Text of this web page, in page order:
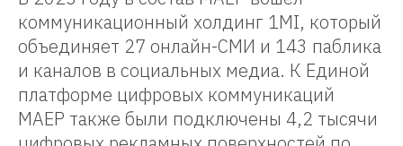
коммуникационный холдинг 1MI, который
объединяет 27 онлайн-СМИ и 143 паблика
и каналов в социальных медиа. К Единой
платформе цифровых коммуникаций
МАЕР также были подключены 4,2 тысячи